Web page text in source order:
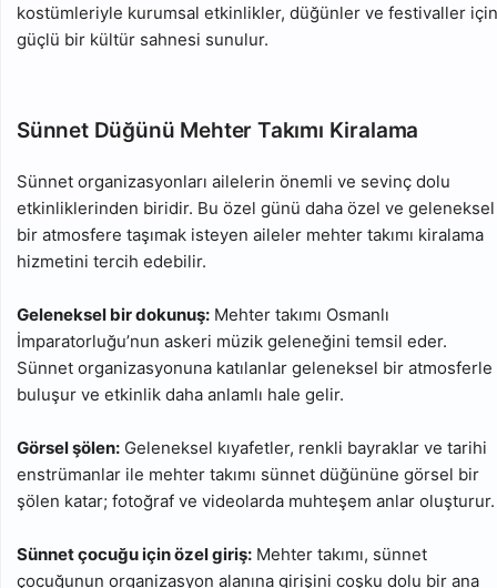
kostümleriyle kurumsal etkinlikler, düğünler ve festivaller için
güçlü bir kültür sahnesi sunulur.
Sünnet Düğünü Mehter Takımı Kiralama
Sünnet organizasyonları ailelerin önemli ve sevinç dolu
etkinliklerinden biridir. Bu özel günü daha özel ve geleneksel
bir atmosfere taşımak isteyen aileler mehter takımı kiralama
hizmetini tercih edebilir.
Geleneksel bir dokunuş: Mehter takımı Osmanlı
İmparatorluğu’nun askeri müzik geleneğini temsil eder.
Sünnet organizasyonuna katılanlar geleneksel bir atmosferle
buluşur ve etkinlik daha anlamlı hale gelir.
Görsel şölen: Geleneksel kıyafetler, renkli bayraklar ve tarihi
enstrümanlar ile mehter takımı sünnet düğününe görsel bir
şölen katar; fotoğraf ve videolarda muhteşem anlar oluşturur.
Sünnet çocuğu için özel giriş: Mehter takımı, sünnet
çocuğunun organizasyon alanına girişini coşku dolu bir ana